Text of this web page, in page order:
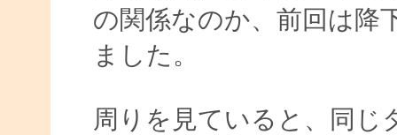
の関係なのか、前回は降
ました。
周りを見ていると、同じ